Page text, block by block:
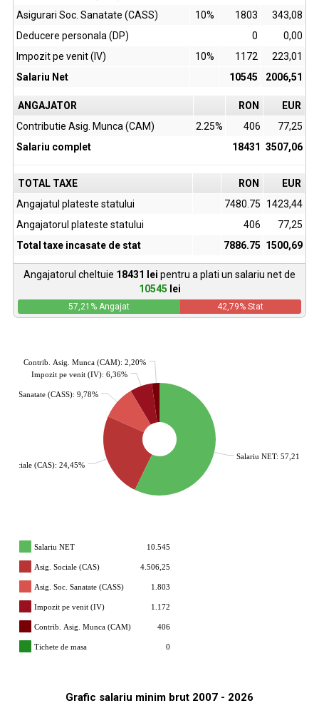
Asigurari Soc. Sanatate (CASS)
10% 1803
343,08
Deducere personala (DP)
0
0,00
Impozit pe venit (IV)
10% 1172
223,01
Salariu Net
10545 2006,51
ANGAJATOR RON
EUR
Contributie Asig. Munca (CAM)
2.25% 406
77,25
Salariu complet
18431 3507,06
TOTAL TAXE RON
EUR
Angajatul plateste statului
7480.75
1423,44
Angajatorul plateste statului
406
77,25
Total taxe incasate de stat
7886.75 1500,69
Angajatorul cheltuie 18431 lei pentru a plati un salariu net de
10545 lei
57,21 % Angajat 42,79% Stat
Salariu NET: 57,21%
Sociale (CAS): 24,45%
Sanatate (CASS): 9,78%
Impozit pe venit (IV): 6,36%
Contrib. Asig. Munca (CAM): 2,20%
Salariu NET 10.545
Asig. Sociale (CAS) 4.506,25
Asig. Soc. Sanatate (CASS) 1.803
Impozit pe venit (IV) 1.172
Contrib. Asig. Munca (CAM) 406
Tichete de masa 0
Grafic salariu minim brut 2007 - 2026